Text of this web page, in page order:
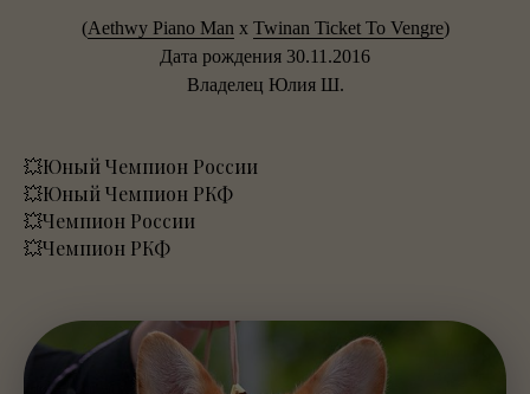
(Aethwy Piano Man x Twinan Ticket To Vengre)
Дата рождения 30.11.2016
Владелец Юлия Ш.
💥Юный Чемпион России
💥Юный Чемпион РКФ
💥Чемпион России
💥Чемпион РКФ